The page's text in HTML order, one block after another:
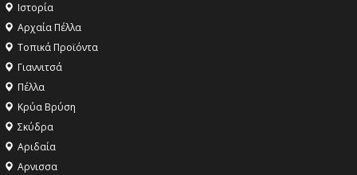
Ιστορία
Αρχαία Πέλλα
Τοπικά Προϊόντα
Γιαννιτσά
Πέλλα
Κρύα Βρύση
Σκύδρα
Αριδαία
Aρνισσα